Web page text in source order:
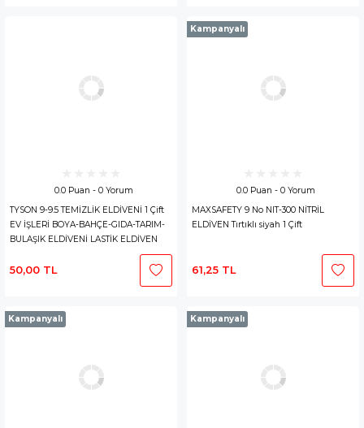
0.0 Puan - 0 Yorum
TYSON 9-9.5 TEMİZLİK ELDİVENİ 1 Çift
EV İŞLERİ BOYA-BAHÇE-GIDA-TARIM-
BULAŞIK ELDİVENİ LASTİK ELDİVEN
50,00 TL
Kampanyalı
0.0 Puan - 0 Yorum
MAXSAFETY 9 No NIT-300 NİTRİL
ELDİVEN Tırtıklı siyah 1 Çift
61,25 TL
Kampanyalı Kampanyalı